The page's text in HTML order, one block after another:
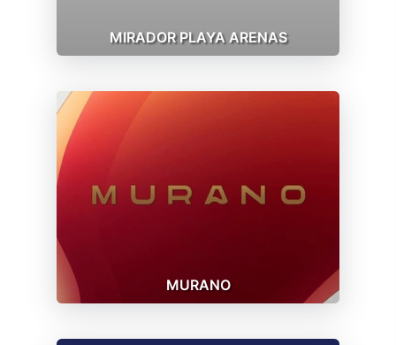
MIRADOR PLAYA ARENAS
MURANO